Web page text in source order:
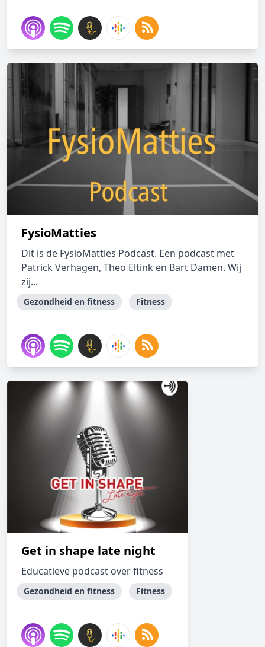
FysioMatties
Dit is de FysioMatties Podcast. Een podcast met
Patrick Verhagen, Theo Eltink en Bart Damen. Wij
zij...
Gezondheid en fitness Fitness
Get in shape late night
Educatieve podcast over fitness
Gezondheid en fitness Fitness